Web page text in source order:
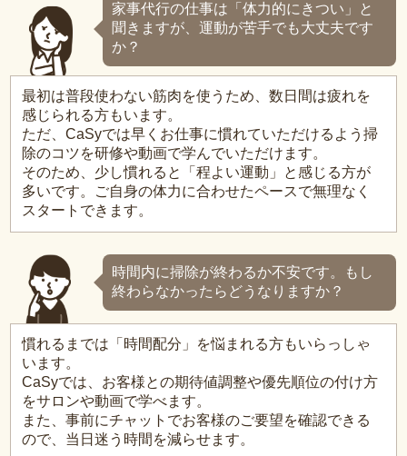
家事代行の仕事は「体力的にきつい」と
聞きますが、運動が苦手でも大丈夫です
か？
最初は普段使わない筋肉を使うため、数日間は疲れを
感じられる方もいます。
ただ、CaSyでは早くお仕事に慣れていただけるよう掃
除のコツを研修や動画で学んでいただけます。
そのため、少し慣れると「程よい運動」と感じる方が
多いです。ご自身の体力に合わせたペースで無理なく
スタートできます。
時間内に掃除が終わるか不安です。もし
終わらなかったらどうなりますか？
慣れるまでは「時間配分」を悩まれる方もいらっしゃ
います。
CaSyでは、お客様との期待値調整や優先順位の付け方
をサロンや動画で学べます。
また、事前にチャットでお客様のご要望を確認できる
ので、当日迷う時間を減らせます。